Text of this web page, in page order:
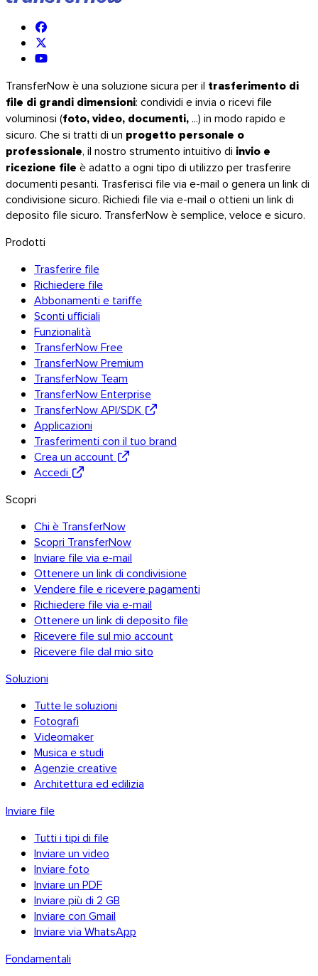
TransferNow è una soluzione sicura per il trasferimento di
file di grandi dimensioni: condividi e invia o ricevi file
voluminosi (foto, video, documenti,...) in modo rapido e
sicuro. Che si tratti di un progetto personale o
professionale, il nostro strumento intuitivo di invio e
ricezione file è adatto a ogni tipo di utilizzo per trasferire
documenti pesanti. Trasferisci file via e-mail o genera un link di
condivisione sicuro. Richiedi file via e-mail o ottieni un link di
deposito file sicuro. TransferNow è semplice, veloce e sicuro.
Prodotti
Trasferire file
Richiedere file
Abbonamenti e tariffe
Sconti ufficiali
Funzionalità
TransferNow Free
TransferNow Premium
TransferNow Team
TransferNow Enterprise
TransferNow API/SDK
Applicazioni
Trasferimenti con il tuo brand
Crea un account
Accedi
Scopri
Chi è TransferNow
Scopri TransferNow
Inviare file via e-mail
Ottenere un link di condivisione
Vendere file e ricevere pagamenti
Richiedere file via e-mail
Ottenere un link di deposito file
Ricevere file sul mio account
Ricevere file dal mio sito
Soluzioni
Tutte le soluzioni
Fotografi
Videomaker
Musica e studi
Agenzie creative
Architettura ed edilizia
Inviare file
Tutti i tipi di file
Inviare un video
Inviare foto
Inviare un PDF
Inviare più di 2 GB
Inviare con Gmail
Inviare via WhatsApp
Fondamentali